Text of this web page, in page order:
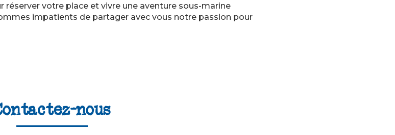
votre place et vivre une aventure sous-marine
impatients de partager avec vous notre passion pour
nous